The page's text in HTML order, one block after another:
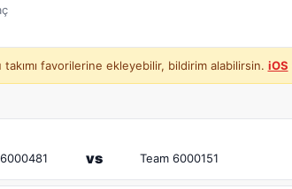
takımı favorilerine ekleyebilir, bildirim alabilirsin. iOS
vs Team 6000151